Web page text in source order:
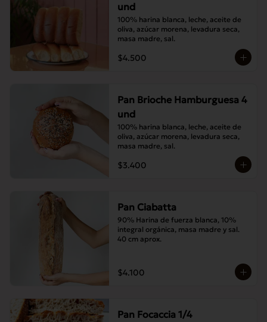
und
100% harina blanca, leche, aceite de
oliva, azúcar morena, levadura seca,
masa madre, sal.
$4.500
Pan Brioche Hamburguesa 4
und
100% harina blanca, leche, aceite de
oliva, azúcar morena, levadura seca,
masa madre, sal.
$3.400
Pan Ciabatta
90% Harina de fuerza blanca, 10%
integral orgánica, masa madre y sal.
40 cm aprox.
$4.100
Pan Focaccia 1/4